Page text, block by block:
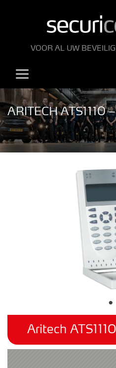
VOOR AL UW
ARITECH ATS1110
Aritech